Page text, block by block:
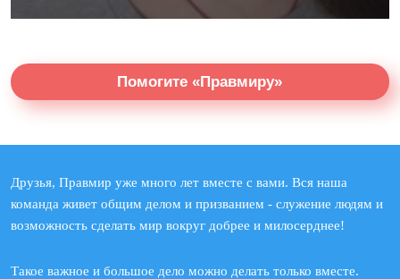
Помогите «Правмиру»
Друзья, Правмир уже много лет вместе с вами. Вся наша
команда живет общим делом и призванием - служение людям и
возможность сделать мир вокруг добрее и милосерднее!
Такое важное и большое дело можно делать только вместе.